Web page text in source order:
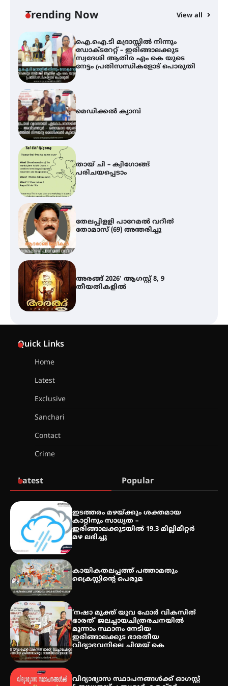
Trending Now View all
നേട്ടം പ്രതിസന്ധികളോട് പൊരുതി
മെഡിക്കൽ ക്യാമ്പ്
തായ് ചി – ക്വിഗോങ്ങ്
പരിചയപ്പെടാം
തേലപ്പിളളി പാറേമൽ വറീത്
തോമാസ് (69) അന്തരിച്ചു
അരങ്ങ് 2026′ ആഗസ്റ്റ് 8, 9
തീയതികളിൽ
ഇടത്തരം മഴയ്ക്കും കാറ്റിനും
സാധ്യത ഇരിങ്ങാലക്കുടയിൽ 4.4
മില്ലി മീറ്റർ മഴ ലഭിച്ചു
തേലപ്പിളളി പാറേമൽ വറീത്
തോമാസ് (69) അന്തരിച്ചു
അരങ്ങ് 2026′ ആഗസ്റ്റ് 8, 9
തീയതികളിൽ
Quick Links
Home
Latest
Exclusive
Sanchari
Contact
Crime
Latest Popular
ഇടത്തരം മഴയ്ക്കും ശക്തമായ
കാറ്റിനും സാധ്യത –
ഇരിങ്ങാലക്കുടയിൽ 19.3 മില്ലിമീറ്റർ
മഴ ലഭിച്ചു
കായികതലപ്പത്ത് പത്താമതും
ക്രൈസ്റ്റിന്റെ പെരുമ
‘നഷാ മുക്ത് യുവ ഫോർ വികസിത്
ഭാരത്’ ജലച്ചായചിത്രരചനയിൽ
മൂന്നാം സ്ഥാനം നേടിയ
ഇരിങ്ങാലക്കുട ഭാരതീയ
വിദ്യാഭവനിലെ ചിന്മയ് കെ
വിദ്യാഭ്യാസ സ്ഥാപനങ്ങള്‍ക്ക് ഓഗസ്റ്റ്